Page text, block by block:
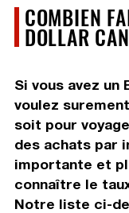
COMBIEN
DOLLAR
Si vous avez un
voulez
soit pour
des achats par
importante et
connaître le
Notre liste ci-